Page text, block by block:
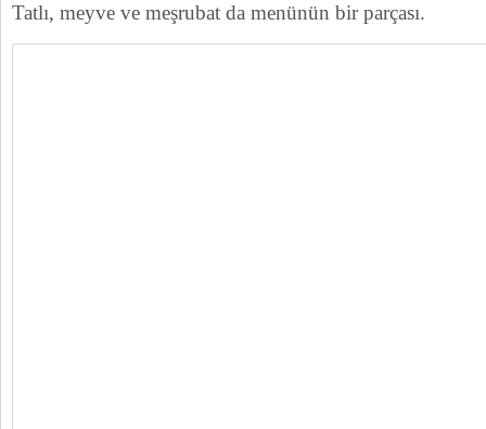
Tatlı, meyve ve meşrubat da menünün bir parçası.